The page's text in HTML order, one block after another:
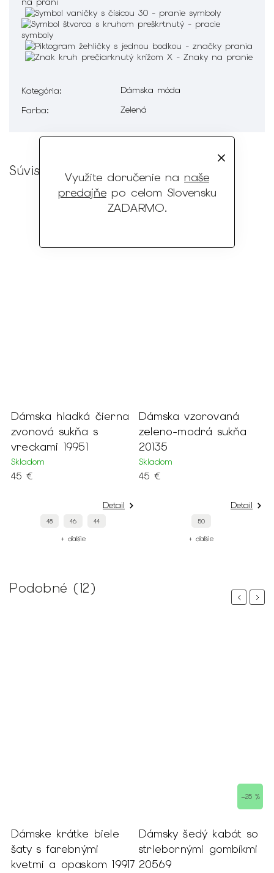
Využite doručenie na naše
predajňepo celom Slovensku
ZADARMO.
Kategória:
Dámska móda
Farba: Zelená
Súvisiaci tovar
Dámska hladká čierna
zvonová sukňa s
vreckami 19951
Skladom
45 €
Detail
48 46 44
+ ďalšie
Dámska vzorovaná
zeleno-modrá sukňa
20135
Skladom
45 €
Detail
50
+ ďalšie
Podobné (12)
Previous
Dámske krátke biele
šaty s farebnými
kvetmi a opaskom 19917
–25 %
Dámsky šedý kabát so
striebornými gombíkmi
20569
Next